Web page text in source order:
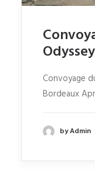
Convoyage
Bordeaux
by Admin